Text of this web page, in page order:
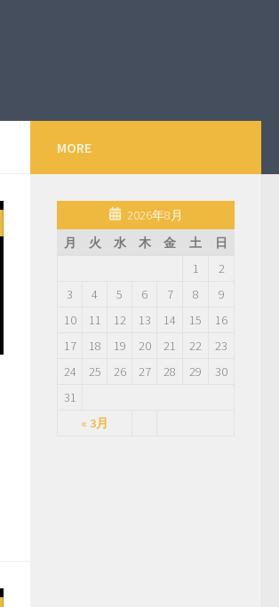
MORE
2026年8月
月
火 水 木 金 土 日
« 3月
1
2
3
4 5 6 7 8
9
10
11 12 13 14 15
16
17
18 19 20 21 22
23
24
25 26 27 28 29
30
31